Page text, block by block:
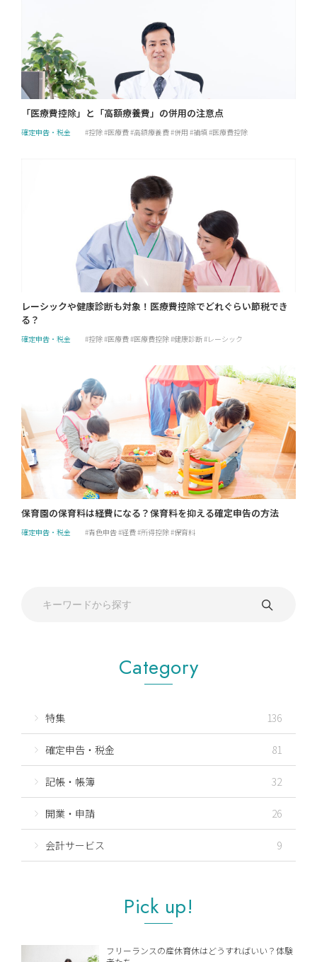
「医療費控除」と「高額療養費」の併用の注意点
確定申告・税金 控除 医療費 高額療養費 併用 補填 医療費控除
レーシックや健康診断も対象！医療費控除でどれぐらい節税でき
る？
確定申告・税金 控除 医療費 医療費控除 健康診断 レーシック
保育園の保育料は経費になる？保育料を抑える確定申告の方法
確定申告・税金 青色申告 経費 所得控除 保育料
Category
特集 136
確定申告・税金 81
記帳・帳簿 32
開業・申請 26
会計サービス 9
Pick up!
フリーランスの産休育休はどうすればいい？体験